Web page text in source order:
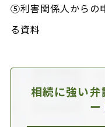
⑤利害関係人からの
る資料
相続に強い弁
ー